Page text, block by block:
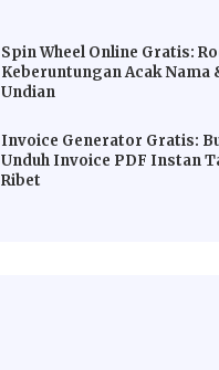
Spin Wheel Online Gratis:
Keberuntungan Acak Nama
Undian
Invoice Generator Gratis:
Unduh Invoice PDF Instan
Ribet